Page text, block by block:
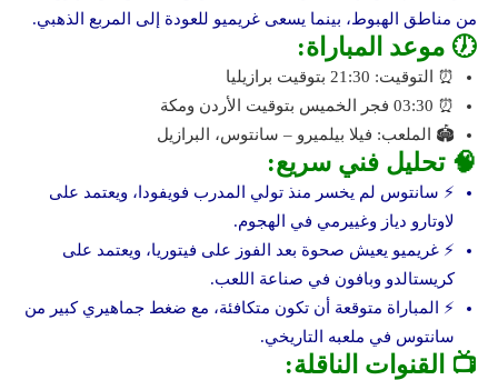
من مناطق الهبوط، بينما يسعى غريميو للعودة إلى المربع الذهبي.
🕖 موعد المباراة:
⏰ التوقيت: 21:30 بتوقيت برازيليا
⏰ 03:30 فجر الخميس بتوقيت الأردن ومكة
🏟️ الملعب: فيلا بيلميرو – سانتوس، البرازيل
🧠 تحليل فني سريع:
⚡ سانتوس لم يخسر منذ تولي المدرب فويفودا، ويعتمد على
لاوتارو دياز وغييرمي في الهجوم.
⚡ غريميو يعيش صحوة بعد الفوز على فيتوريا، ويعتمد على
كريستالدو وبافون في صناعة اللعب.
⚡ المباراة متوقعة أن تكون متكافئة، مع ضغط جماهيري كبير من
سانتوس في ملعبه التاريخي.
📺 القنوات الناقلة: